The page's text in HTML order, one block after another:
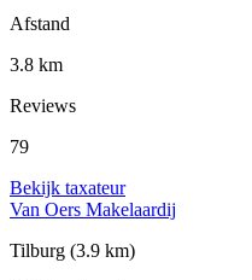
Afstand
3.8 km
Reviews
79
Bekijk taxateur
Van Oers Makelaardij
Tilburg (3.9 km)